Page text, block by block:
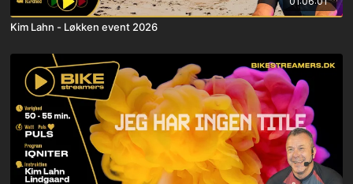
Kim Lahn - Løkken event 2026